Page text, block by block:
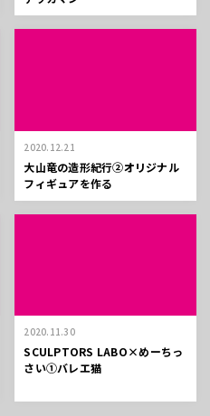
2020.12.21
大山竜の造形紀行②オリジナル
フィギュアを作る
2020.11.30
SCULPTORS LABO×めーちっ
さい①バレエ猫